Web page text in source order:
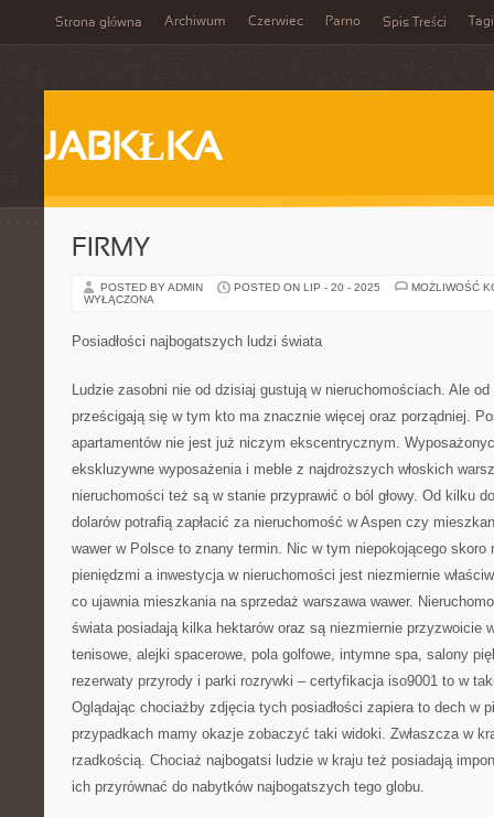
Strona główna Archiwum Czerwiec Parno Spis Treści Tagi
JABKŁKA
FIRMY
POSTED BY ADMIN POSTED ON LIP - 20 - 2025
MOŻLIWOŚĆ
WYŁĄCZONA
Posiadłości najbogatszych ludzi świata
Ludzie zasobni nie od dzisiaj gustują w nieruchomościach. Ale
prześcigają się w tym kto ma znacznie więcej oraz porządniej.
apartamentów nie jest już niczym ekscentrycznym.
ekskluzywne wyposażenia i meble z najdroższych włoskich
nieruchomości też są w stanie przyprawić o ból głowy. Od kilku
dolarów potrafią zapłacić za nieruchomość w Aspen czy
wawer w Polsce to znany termin. Nic w tym niepokojącego skoro
pieniędzmi a inwestycja w nieruchomości jest niezmiernie
co ujawnia mieszkania na sprzedaż warszawa wawer.
świata posiadają kilka hektarów oraz są niezmiernie przyzwoicie
tenisowe, alejki spacerowe, pola golfowe, intymne spa, salony
rezerwaty przyrody i parki rozrywki – certyfikacja iso9001 to w
Oglądając chociażby zdjęcia tych posiadłości zapiera to dech w
przypadkach mamy okazje zobaczyć taki widoki. Zwłaszcza w
rzadkością. Chociaż najbogatsi ludzie w kraju też posiadają
ich przyrównać do nabytków najbogatszych tego globu.